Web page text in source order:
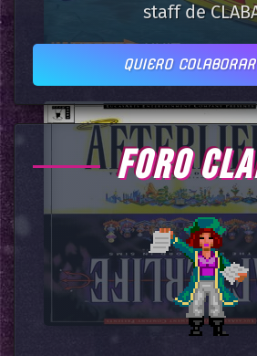
staff de
QUIERO COLABORAR
FORO